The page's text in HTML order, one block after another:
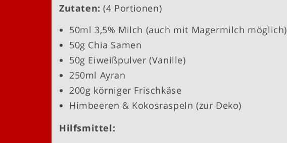
Zutaten:(4 Portionen)
50ml 3,5% Milch (auch mit Magermilch möglich)
50g Chia Samen
50g Eiweißpulver (Vanille)
250ml Ayran
200g körniger Frischkäse
Himbeeren & Kokosraspeln (zur Deko)
Hilfsmittel: